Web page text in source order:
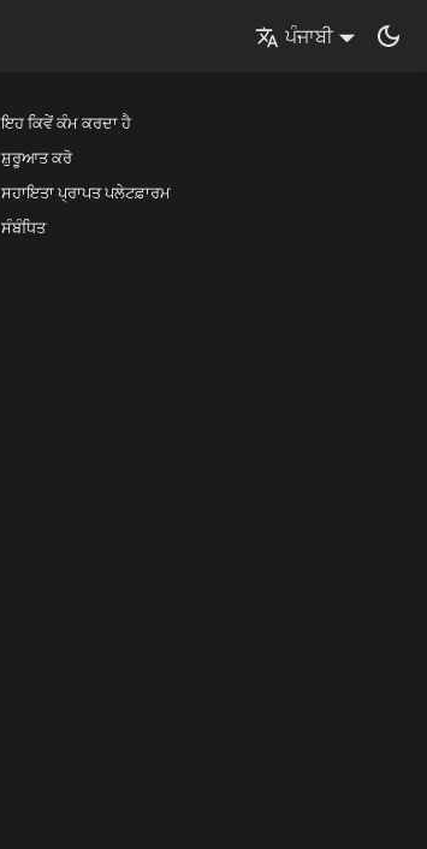
ਪੰਜਾਬੀ
ਇਹ ਕਿਵੇਂ ਕੰਮ ਕਰਦਾ ਹੈ
ਸ਼ੁਰੂਆਤ ਕਰੋ
ਸਹਾਇਤਾ ਪ੍ਰਾਪਤ ਪਲੇਟਫ਼ਾਰਮ
ਸੰਬੰਧਿਤ